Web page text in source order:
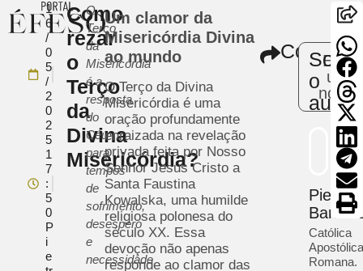
1
6
/
0
5
/
2
0
2
5
1
7
:
5
0
P
i
e
Como
rezar
o
Terço
da
Divina
Misericórdia?
O
Terço
da
Misericórdia
é a
resposta
do
Céu
para
tempos
de
sofrimento,
desespero
e
necessidade
Um clamor da
Misericórdia Divina
ao mundo
O Terço da Divina
Misericórdia é uma
oração profundamente
enraizada na revelação
privada feita por Nosso
Senhor Jesus Cristo a
Santa Faustina
Kowalska, uma humilde
religiosa polonesa do
século XX. Essa
devoção não apenas
responde ao clamor das
Envie
uma
Sobre
o
autor
Pietra
Católica
Romana.